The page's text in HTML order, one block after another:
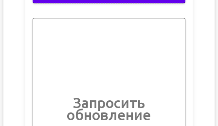
Запросить
обновление